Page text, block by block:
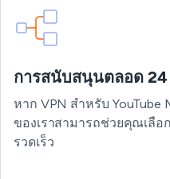
การสนับสนุนตลอด 24
หาก VPN สำหรับ
ของเราสามารถช่วยคุณเลือ
รวดเร็ว